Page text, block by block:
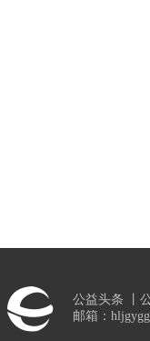
公益头条
邮箱：